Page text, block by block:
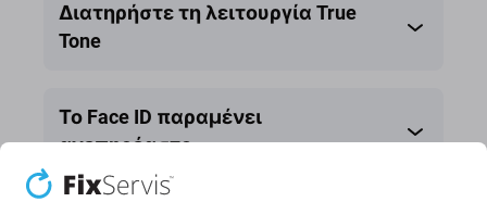
Διατηρήστε τη λειτουργία True
Tone
Το Face ID παραμένει
ανεπηρέαστο.